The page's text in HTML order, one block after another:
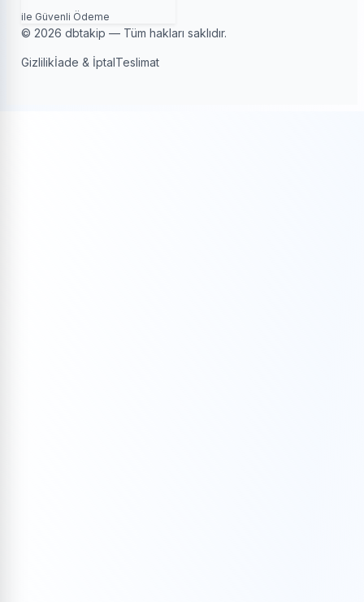
ile Güvenli Ödeme
© 2026 dbtakip — Tüm hakları saklıdır.
Gizlilikİade & İptalTeslimat